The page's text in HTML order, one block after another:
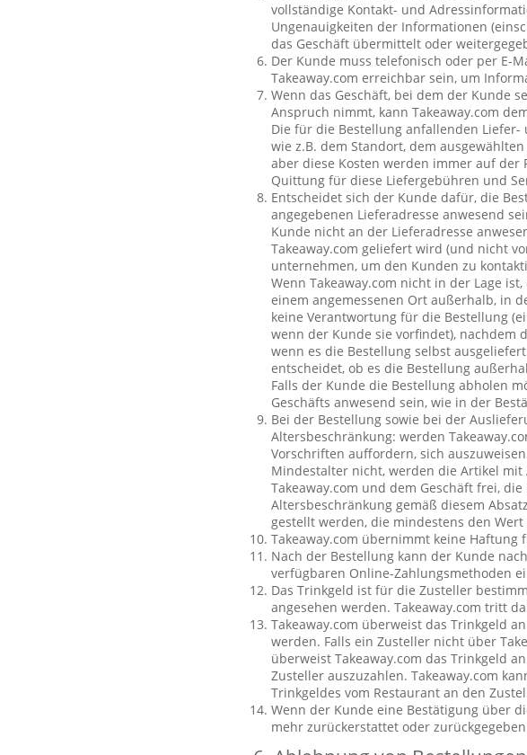
vollständige Kontakt- und
Ungenauigkeiten der Informationen
das Geschäft übermittelt oder
Der Kunde muss telefonisch oder per E-
Takeaway.com erreichbar sein, um
Wenn das Geschäft, bei dem der Kunde
Anspruch nimmt, kann Takeaway.com
Die für die Bestellung anfallenden Liefer-
wie z.B. dem Standort, dem
aber diese Kosten werden immer auf der
Quittung für diese Liefergebühren und
Entscheidet sich der Kunde dafür, die
angegebenen Lieferadresse anwesend
Kunde nicht an der Lieferadresse
Takeaway.com geliefert wird (und nicht
unternehmen, um den Kunden zu
Wenn Takeaway.com nicht in der Lage
einem angemessenen Ort außerhalb, in
keine Verantwortung für die Bestellung
wenn der Kunde sie vorfindet), nachdem
wenn es die Bestellung selbst
entscheidet, ob es die Bestellung
Falls der Kunde die Bestellung abholen
Geschäfts anwesend sein, wie in der
Bei der Bestellung sowie bei der
Altersbeschränkung: werden
Vorschriften auffordern, sich
Mindestalter nicht, werden die Artikel
Takeaway.com und dem Geschäft frei,
Altersbeschränkung gemäß diesem
gestellt werden, die mindestens den
Takeaway.com übernimmt keine Haftung
Nach der Bestellung kann der Kunde
verfügbaren Online-Zahlungsmethoden
Das Trinkgeld ist für die Zusteller
angesehen werden. Takeaway.com tritt
Takeaway.com überweist das Trinkgeld
werden. Falls ein Zusteller nicht über
überweist Takeaway.com das Trinkgeld
Zusteller auszuzahlen. Takeaway.com
Trinkgeldes vom Restaurant an den
Wenn der Kunde eine Bestätigung über
mehr zurückerstattet oder